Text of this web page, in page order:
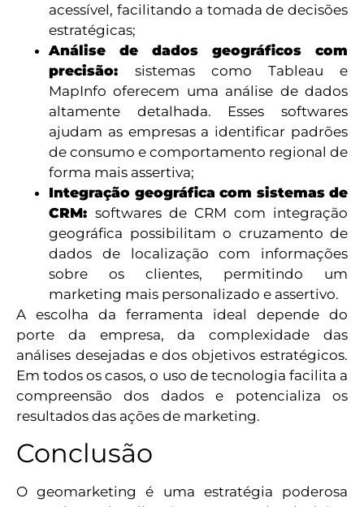
acessível, facilitando a tomada de decisões
estratégicas;
Análise de dados geográficos com
precisão: sistemas como Tableau e
MapInfo oferecem uma análise de dados
altamente detalhada. Esses softwares
ajudam as empresas a identificar padrões
de consumo e comportamento regional de
forma mais assertiva;
Integração geográfica com sistemas de
CRM: softwares de CRM com integração
geográfica possibilitam o cruzamento de
dados de localização com informações
sobre os clientes, permitindo um
marketing mais personalizado e assertivo.
A escolha da ferramenta ideal depende do
porte da empresa, da complexidade das
análises desejadas e dos objetivos estratégicos.
Em todos os casos, o uso de tecnologia facilita a
compreensão dos dados e potencializa os
resultados das ações de marketing.
Conclusão
O geomarketing é uma estratégia poderosa